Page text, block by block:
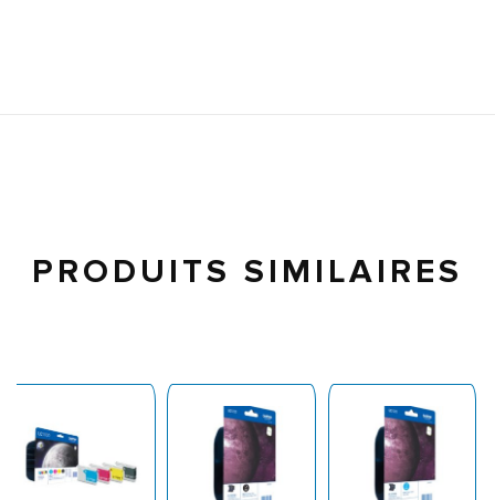
PRODUITS SIMILAIRES